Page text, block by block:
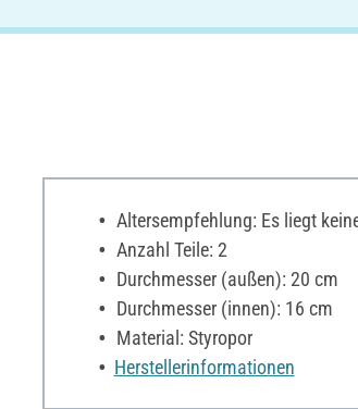
Altersempfehlung: Es liegt
Anzahl Teile: 2
Durchmesser (außen): 20 cm
Durchmesser (innen): 16 cm
Material: Styropor
Herstellerinformationen